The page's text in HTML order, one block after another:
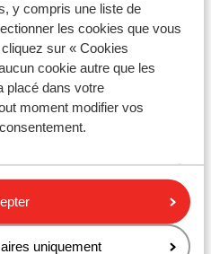
y compris une liste de
les cookies que vous
sur « Cookies
cookie autre que les
placé dans votre
moment modifier vos
uniquement